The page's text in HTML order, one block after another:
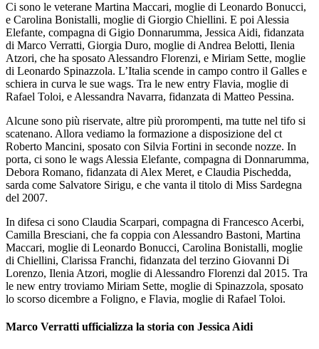
Ci sono le veterane Martina Maccari, moglie di Leonardo Bonucci,
e Carolina Bonistalli, moglie di Giorgio Chiellini. E poi Alessia
Elefante, compagna di Gigio Donnarumma, Jessica Aidi, fidanzata
di Marco Verratti, Giorgia Duro, moglie di Andrea Belotti, Ilenia
Atzori, che ha sposato Alessandro Florenzi, e Miriam Sette, moglie
di Leonardo Spinazzola. L’Italia scende in campo contro il Galles e
schiera in curva le sue wags. Tra le new entry Flavia, moglie di
Rafael Toloi, e Alessandra Navarra, fidanzata di Matteo Pessina.
Alcune sono più riservate, altre più prorompenti, ma tutte nel tifo si
scatenano. Allora vediamo la formazione a disposizione del ct
Roberto Mancini, sposato con Silvia Fortini in seconde nozze. In
porta, ci sono le wags Alessia Elefante, compagna di Donnarumma,
Debora Romano, fidanzata di Alex Meret, e Claudia Pischedda,
sarda come Salvatore Sirigu, e che vanta il titolo di Miss Sardegna
del 2007.
In difesa ci sono Claudia Scarpari, compagna di Francesco Acerbi,
Camilla Bresciani, che fa coppia con Alessandro Bastoni, Martina
Maccari, moglie di Leonardo Bonucci, Carolina Bonistalli, moglie
di Chiellini, Clarissa Franchi, fidanzata del terzino Giovanni Di
Lorenzo, Ilenia Atzori, moglie di Alessandro Florenzi dal 2015. Tra
le new entry troviamo Miriam Sette, moglie di Spinazzola, sposato
lo scorso dicembre a Foligno, e Flavia, moglie di Rafael Toloi.
Marco Verratti ufficializza la storia con Jessica Aidi